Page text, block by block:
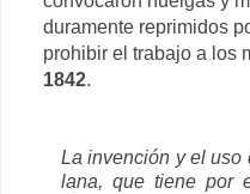
duramente reprimidos
prohibir el trabajo a los
1842.
La invención y el uso
lana, que tiene por